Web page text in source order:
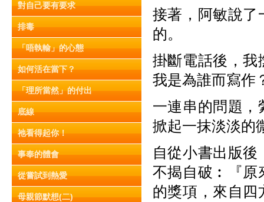
對自己要有要求
排毒
「唔執輸」的心態
如何活在當下？
「理所當然」的付出
底線
祂看得起你！
事奉的體會
從嘗試到熱愛
母親節默想(二)
接著，阿敏說了
的。
掛斷電話後，我
我是為誰而寫作
一連串的問題，
掀起一抹淡淡的
自從小書出版
不揭自破︰『原
的獎項，來自四